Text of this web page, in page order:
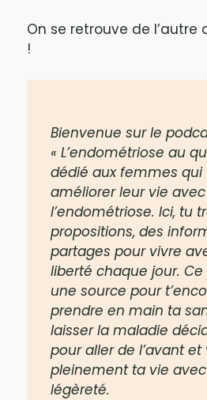
On se retrouve de
!
Bienvenue sur le
« L’endométriose au
dédié aux femmes qui
améliorer leur vie avec
l’endométriose. Ici, tu
propositions, des
partages pour vivre
liberté chaque jour.
une source pour
prendre en main ta
laisser la maladie
pour aller de l’avant et
pleinement ta vie
légèreté.